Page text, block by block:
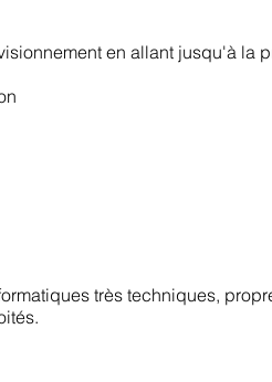
en allant jusqu'à la
très techniques,